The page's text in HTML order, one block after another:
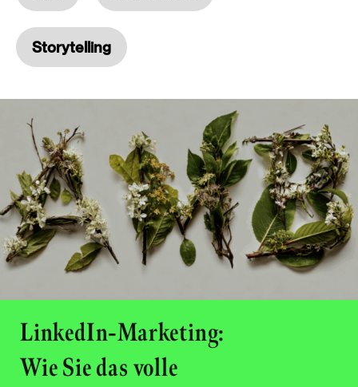
Storytelling
LinkedIn-Marketing:
Wie Sie das volle